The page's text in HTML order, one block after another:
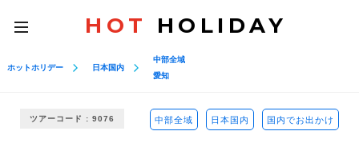
toggle
navigation
HOT HOLIDAY
ホットホリデー 日本国内
中部全域
愛知
ツアーコード : 9076 中部全域 日本国内 国内でお出かけ